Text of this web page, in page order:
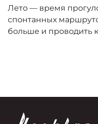
Лето — время
спонтанных
больше и проводить